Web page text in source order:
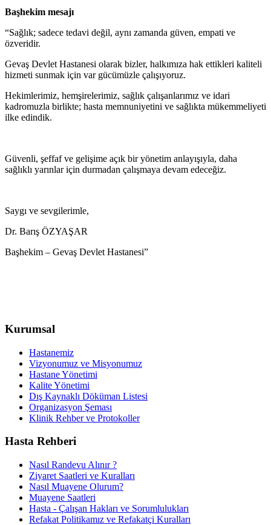
Başhekim mesajı
“Sağlık; sadece tedavi değil, aynı zamanda güven, empati ve
özveridir.
Gevaş Devlet Hastanesi olarak bizler, halkımıza hak ettikleri kaliteli
hizmeti sunmak için var gücümüzle çalışıyoruz.
Hekimlerimiz, hemşirelerimiz, sağlık çalışanlarımız ve idari
kadromuzla birlikte; hasta memnuniyetini ve sağlıkta mükemmeliyeti
ilke edindik.
Güvenli, şeffaf ve gelişime açık bir yönetim anlayışıyla, daha
sağlıklı yarınlar için durmadan çalışmaya devam edeceğiz.
Saygı ve sevgilerimle,
Dr. Barış ÖZYAŞAR
Başhekim – Gevaş Devlet Hastanesi”
Kurumsal
Hastanemiz
Vizyonumuz ve Misyonumuz
Hastane Yönetimi
Kalite Yönetimi
Dış Kaynaklı Döküman Listesi
Organizasyon Şeması
Klinik Rehber ve Protokoller
Hasta Rehberi
Nasıl Randevu Alınır ?
Ziyaret Saatleri ve Kuralları
Nasıl Muayene Olurum?
Muayene Saatleri
Hasta - Çalışan Hakları ve Sorumlulukları
Refakat Politikamız ve Refakatçi Kuralları